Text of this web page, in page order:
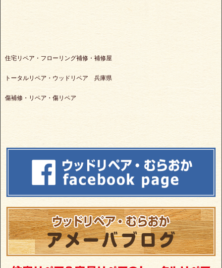
住宅リペア・フローリング補修・補修屋
トータルリペア・ウッドリペア 兵庫県
傷補修・リペア・傷リペア